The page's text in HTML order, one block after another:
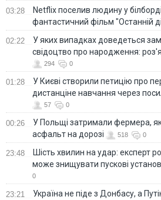
03:28
Netflix поселив людину у
фантастичний фільм "Останній
02:22
У яких випадках доведеться
свідоцтво про народження:
294 0
01:28
У Києві створили петицію про
дистанціне навчання через
57 0
00:26
У Польщі затримали фермера,
асфальт на дорозі
518 0
23:48
Шість хвилин на удар: експерт
може знищувати пускові
0
23:21
Україна не піде з Донбасу, а